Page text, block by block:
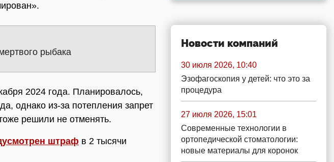
рыбака
2024 года. Планировалось,
однако из-за потепления запрет
решили не отменять.
штраф в 2 тысячи
Новости компаний
30 июля 2026, 10:40
Эзофагоскопия у детей: что это за
процедура
27 июля 2026, 15:01
Современные технологии в
ортопедической стоматологии:
новые материалы для коронок